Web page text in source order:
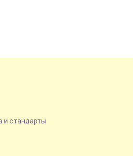
и стандарты